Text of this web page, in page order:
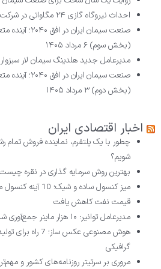
احداث نیروگاه گازی ۲۴ مگاواتی در شرکت سیمان مدلل
صنعت سیمان
(بخش سوم)۶ مرداد ۱۴۰۵
مدیرعامل جدید هلدینگ سیمان لار
صنعت سیمان
(بخش دوم)۳ مرداد ۱۴۰۵
اخبار اقتصادی ایران
چطور با یک پلتفرم، نماینده فروش تمام
شویم؟
بهترین روش سرمایه گذاری در نقره
میز کنسول ساده و شیک؛ 10 آینه کنسول مناسب خانه امروزی.
قیمت نفت کاهش یافت
مدیرعامل توانیر: ۱۰ هزار ماینر جمع‌آوری شد
هوش مصنوعی عکس
گرافیکی